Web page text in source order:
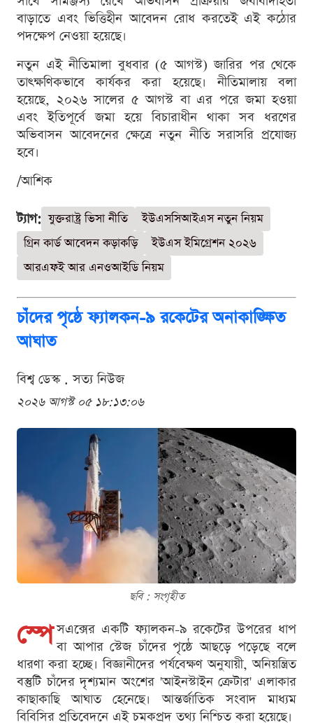
বাড়াতে এবং ভিত্তিহীন আবেদন রোধ করতেই এই কঠোর
পদক্ষেপ নেওয়া হয়েছে।
নতুন এই নীতিমালা বুধবার (৫ আগস্ট) জারির পর থেকে
তাৎক্ষণিকভাবে কার্যকর করা হয়েছে। নীতিমালায় বলা
হয়েছে, ২০২৬ সালের ৫ আগস্ট বা এর পরে জমা হওয়া
এবং ইতিপূর্বে জমা হয়ে বিচারাধীন থাকা সব ধরণের
অভিবাসন আবেদনের ক্ষেত্রে নতুন নীতি সরাসরি প্রযোজ্য
হবে।
/আশিক
ট্যাগ: যুক্তরাষ্ট্র ভিসা নীতি
ইউএসসিআইএস নতুন নিয়ম
গ্রিন কার্ড আবেদন কড়াকড়ি
ইউএস ইমিগ্রেশন ২০২৬
আরএফই আর এনওআইডি নিয়ম
চাঁদের পৃষ্ঠে ফ্যালকন-৯ রকেটের অনাকাঙ্ক্ষিত
আঘাত
বিশ্ব ডেস্ক . সত্য নিউজ
২০২৬ আগস্ট ০৫ ১৮:১৩:০৬
ছবি : সংগৃহীত
স্পে সএক্সের একটি ফ্যালকন-৯ রকেটের উপরের ধাপ
বা আপার স্টেজ চাঁদের পৃষ্ঠে আছড়ে পড়েছে বলে
ধারণা করা হচ্ছে। বিজ্ঞানীদের পর্যবেক্ষণ অনুযায়ী, অনিয়ন্ত্রিত
বস্তুটি চাঁদের দৃশ্যমান অংশের 'আইনস্টাইন ক্রেটার' এলাকার
কাছাকাছি আঘাত হেনেছে। আন্তর্জাতিক সংবাদ মাধ্যম
বিবিসির প্রতিবেদনে এই চমকপ্রদ তথ্য নিশ্চিত করা হয়েছে।